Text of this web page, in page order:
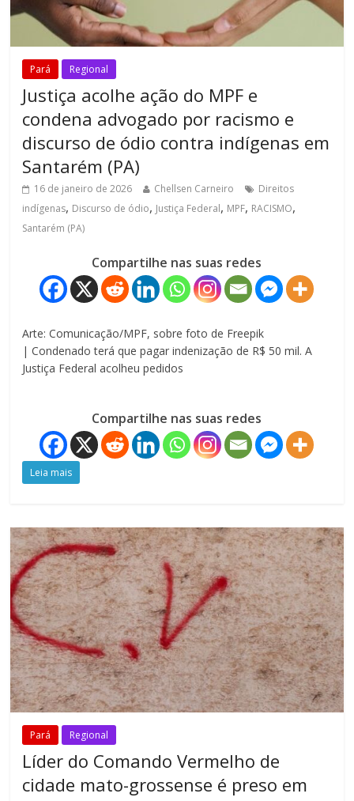
Pará Regional
Justiça acolhe ação do MPF e
condena advogado por racismo e
discurso de ódio contra indígenas em
Santarém (PA)
16 de janeiro de 2026 Chellsen Carneiro
Direitos
indígenas, Discurso de ódio, Justiça Federal, MPF, RACISMO,
Santarém (PA)
Compartilhe nas suas redes
Arte: Comunicação/MPF, sobre foto de Freepik
| Condenado terá que pagar indenização de R$ 50 mil. A
Justiça Federal acolheu pedidos
Compartilhe nas suas redes
Leia mais
Pará Regional
Líder do Comando Vermelho de
cidade mato-grossense é preso em